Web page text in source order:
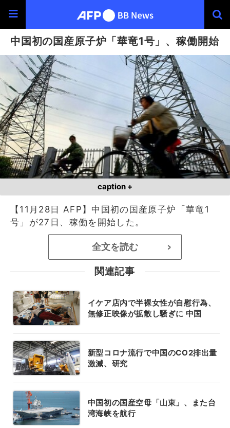
中国初の国産原子炉「華竜1号」、稼働開始
caption +
【11月28日 AFP】中国初の国産原子炉「華竜1
号」が27日、稼働を開始した。
全文を読む >
関連記事
イケア店内で半裸女性が自慰行為、
無修正映像が拡散し騒ぎに 中国
新型コロナ流行で中国のCO2排出量
激減、研究
中国初の国産空母「山東」、また台
湾海峡を航行